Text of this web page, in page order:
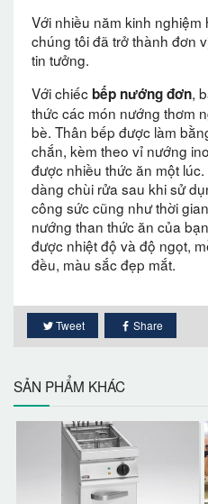
Với nhiều năm kinh
chúng tôi đã trở thành đơn
tin tưởng.
Với chiếc bếp nướng đơn,
thức các món nướng thơm
bè. Thân bếp được làm
chắn, kèm theo vỉ nướng
được nhiều thức ăn một
dàng chùi rửa sau khi sử
công sức cũng như thời
nướng than thức ăn của
được nhiệt độ và độ ngọt,
đều, màu sắc đẹp mắt.
Tweet Share
SẢN PHẨM KHÁC